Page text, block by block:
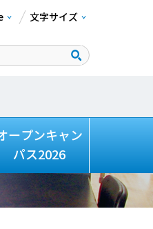
文字サイズ
ープンキャン
パス2026